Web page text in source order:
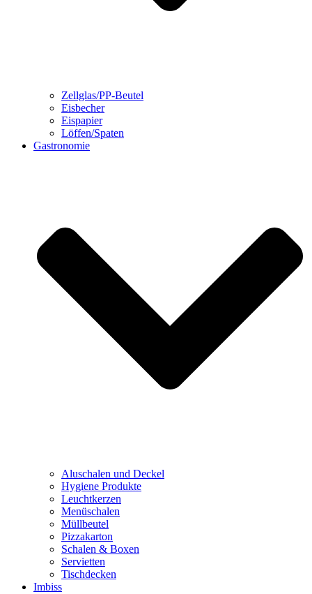
Zellglas/PP-Beutel
Eisbecher
Eispapier
Löffen/Spaten
Gastronomie
Aluschalen und Deckel
Hygiene Produkte
Leuchtkerzen
Menüschalen
Müllbeutel
Pizzakarton
Schalen & Boxen
Servietten
Tischdecken
Imbiss